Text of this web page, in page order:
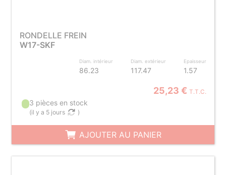
RONDELLE FREIN
W17-SKF
Diam. intérieur
86.23
Diam. extérieur
117.47
Epaisseur
1.57
25,23 € T.T.C.
3 pièces en stock
(il y a 5 jours )
AJOUTER AU PANIER